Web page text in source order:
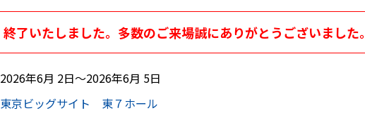
終了いたしました。多数のご来場誠にありがとうございました。
2026年6月 2日〜2026年6月 5日
東京ビッグサイト 東７ホール